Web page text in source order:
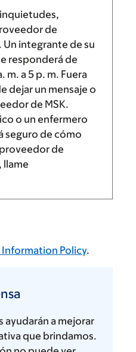
de
Un integrante de su
responderá de
m. a5 p. m. Fuera
dejar un mensaje o
de MSK.
o un enfermero
seguro de cómo
de
llame
Information Policy.
ayudarán a mejorar
que brindamos.